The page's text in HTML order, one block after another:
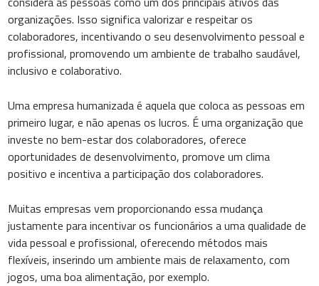
organizações. Isso significa valorizar e respeitar os
colaboradores, incentivando o seu desenvolvimento pessoal e
profissional, promovendo um ambiente de trabalho saudável,
inclusivo e colaborativo.
Uma empresa humanizada é aquela que coloca as pessoas em
primeiro lugar, e não apenas os lucros. É uma organização que
investe no bem-estar dos colaboradores, oferece
oportunidades de desenvolvimento, promove um clima
positivo e incentiva a participação dos colaboradores.
Muitas empresas vem proporcionando essa mudança
justamente para incentivar os funcionários a uma qualidade de
vida pessoal e profissional, oferecendo métodos mais
flexíveis, inserindo um ambiente mais de relaxamento, com
jogos, uma boa alimentação, por exemplo.